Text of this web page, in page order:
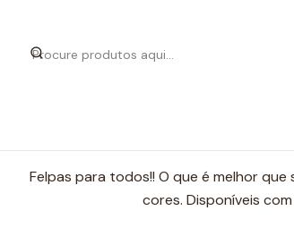
Felpas para todos!! O que é melhor
cores. Disponíveis